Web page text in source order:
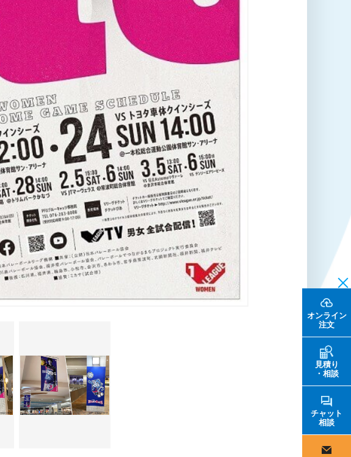
オンライン
注文
見積り
・相談
チャット
相談